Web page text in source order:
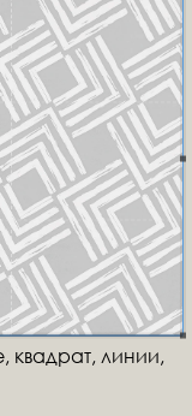
квадрат, линии,